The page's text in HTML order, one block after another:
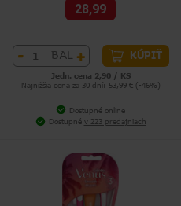
28,99
- BAL + KÚPIŤ
Jedn. cena 2,90 / KS
Najnižšia cena za 30 dní: 53,99 € (-46%)
Dostupné online
Dostupné v 223 predajniach